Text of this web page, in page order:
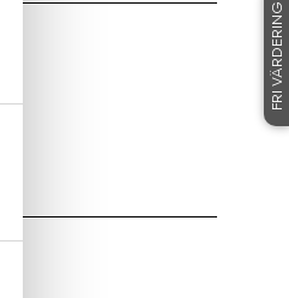
FRI VÄRDERING